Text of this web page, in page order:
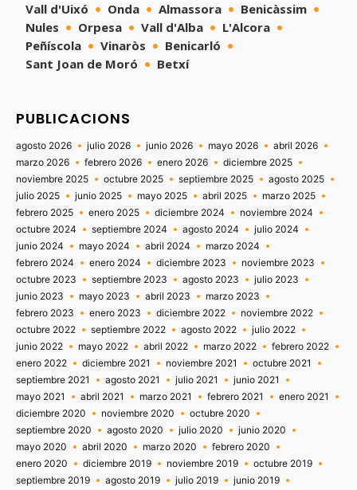
Vall d'Uixó
Onda Almassora
Benicàssim
Nules
Orpesa Vall d'Alba
L'Alcora
Peñíscola
Vinaròs
Benicarló
Sant Joan de Moró
Betxí
PUBLICACIONS
agosto 2026 julio 2026 junio 2026 mayo 2026
abril 2026
marzo 2026
febrero 2026 enero 2026
diciembre 2025
noviembre 2025
octubre 2025 septiembre 2025
agosto 2025
julio 2025
junio 2025 mayo 2025 abril 2025
marzo 2025
febrero 2025
enero 2025 diciembre 2024
noviembre 2024
octubre 2024
septiembre 2024 agosto 2024
julio 2024
junio 2024
mayo 2024 abril 2024
marzo 2024
febrero 2024
enero 2024 diciembre 2023
noviembre 2023
octubre 2023
septiembre 2023 agosto 2023
julio 2023
junio 2023
mayo 2023 abril 2023
marzo 2023
febrero 2023
enero 2023 diciembre 2022
noviembre 2022
octubre 2022
septiembre 2022 agosto 2022
julio 2022
junio 2022
mayo 2022 abril 2022 marzo 2022
febrero 2022
enero 2022
diciembre 2021 noviembre 2021
octubre 2021
septiembre 2021
agosto 2021 julio 2021
junio 2021
mayo 2021
abril 2021 marzo 2021 febrero 2021
enero 2021
diciembre 2020
noviembre 2020
octubre 2020
septiembre 2020
agosto 2020 julio 2020
junio 2020
mayo 2020
abril 2020 marzo 2020
febrero 2020
enero 2020
diciembre 2019 noviembre 2019
octubre 2019
septiembre 2019
agosto 2019 julio 2019
junio 2019